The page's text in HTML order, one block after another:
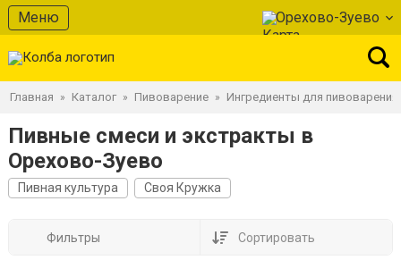
Меню Орехово-Зуево
Главная » Каталог » Пивоварение » Ингредиенты для пивоварения
Пивные смеси и экстракты в
Орехово-Зуево
Пивная культура Своя Кружка
Фильтры Сортировать